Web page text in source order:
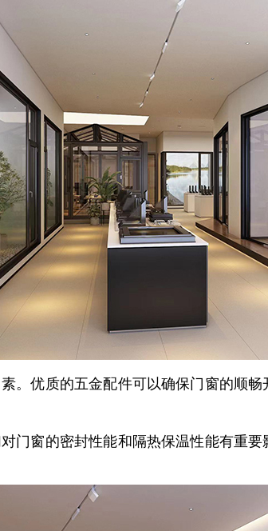
。优质的五金配件可以确保门窗的顺
门窗的密封性能和隔热保温性能有重